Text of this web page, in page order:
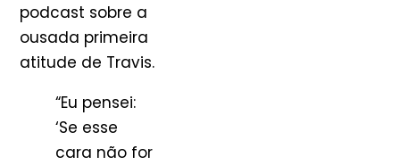
podcast sobre a
ousada primeira
atitude de Travis.
“Eu pensei:
‘Se esse
cara não for